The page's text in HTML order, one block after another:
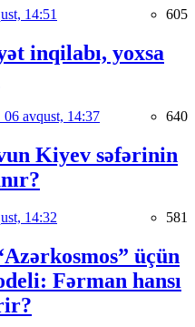
14:51 605
inqilabı, yoxsa
06 avqust, 14:37 640
Kiyev səfərinin
14:32 581
üçün
Fərman hansı